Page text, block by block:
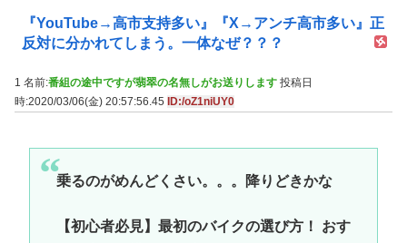
『YouTube→高市支持多い』『X→アンチ高市多い』正
反対に分かれてしまう。一体なぜ？？？
1 名前:番組の途中ですが翡翠の名無しがお送りします 投稿日
時:2020/03/06(金) 20:57:56.45
ID:/oZ1niUY0
乗るのがめんどくさい。。。降りどきかな
【初心者必見】最初のバイクの選び方！ おす